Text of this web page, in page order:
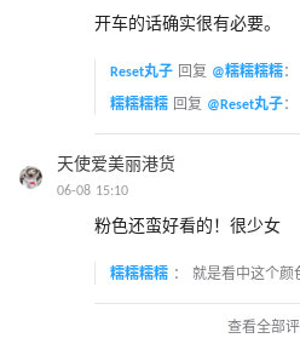
开车的话确实很有必要。
Reset丸子 回复 @糯糯糯糯：
糯糯糯糯 回复 @Reset丸子：
天使爱美丽港货
06-08 15:10
粉色还蛮好看的！很少女
糯糯糯糯 ： 就是看中这个颜
查看全部